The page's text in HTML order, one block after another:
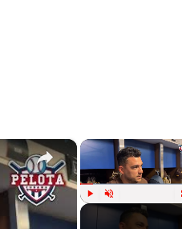
×